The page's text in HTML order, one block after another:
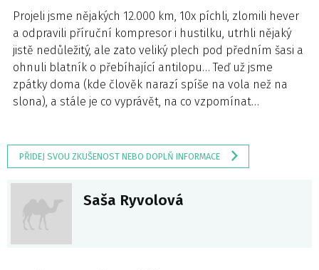
Projeli jsme nějakých 12.000 km, 10x píchli, zlomili hever
a odpravili příruční kompresor i hustilku, utrhli nějaký
jistě nedůležitý, ale zato veliký plech pod předním šasi a
ohnuli blatník o přebíhající antilopu… Teď už jsme
zpátky doma (kde člověk narazí spíše na vola než na
slona), a stále je co vyprávět, na co vzpomínat…
PŘIDEJ SVOU ZKUŠENOST NEBO DOPLŇ INFORMACE
Saša Ryvolová